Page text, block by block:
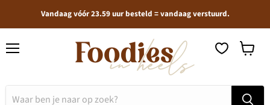
Vandaag vóór 23.59 uur besteld = vandaag verstuurd.